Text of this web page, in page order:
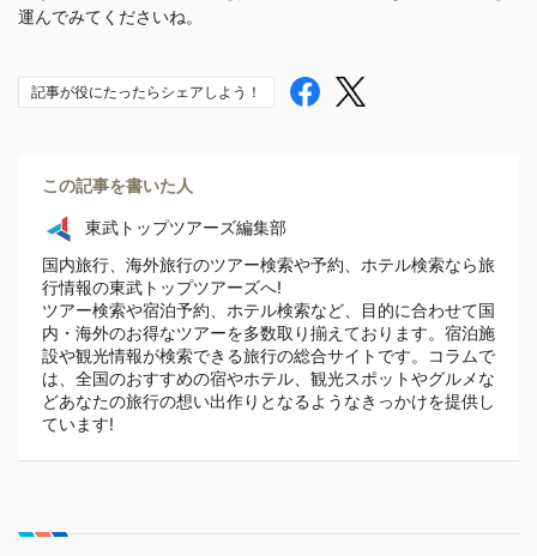
運んでみてくださいね。
記事が役にたったらシェアしよう！
この記事を書いた人
東武トップツアーズ編集部
国内旅行、海外旅行のツアー検索や予約、ホテル検索なら旅
行情報の東武トップツアーズへ!
ツアー検索や宿泊予約、ホテル検索など、目的に合わせて国
内・海外のお得なツアーを多数取り揃えております。宿泊施
設や観光情報が検索できる旅行の総合サイトです。コラムで
は、全国のおすすめの宿やホテル、観光スポットやグルメな
どあなたの旅行の想い出作りとなるようなきっかけを提供し
ています!